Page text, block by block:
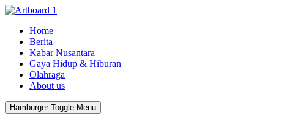
Home
Berita
Kabar Nusantara
Gaya Hidup & Hiburan
Olahraga
About us
Hamburger Toggle Menu